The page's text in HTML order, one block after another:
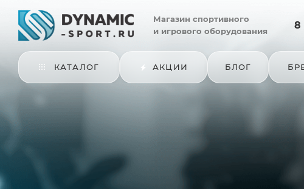
Магазин спортивного
и игрового оборудования
8
КАТАЛОГ АКЦИИ БЛОГ